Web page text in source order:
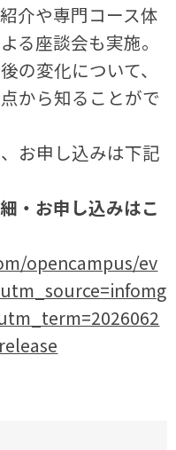
介や専門コース体
る座談会も実施。
の変化について、
から知ることがで
お申し込みは下記
・お申し込みはこ
opencampus/ev